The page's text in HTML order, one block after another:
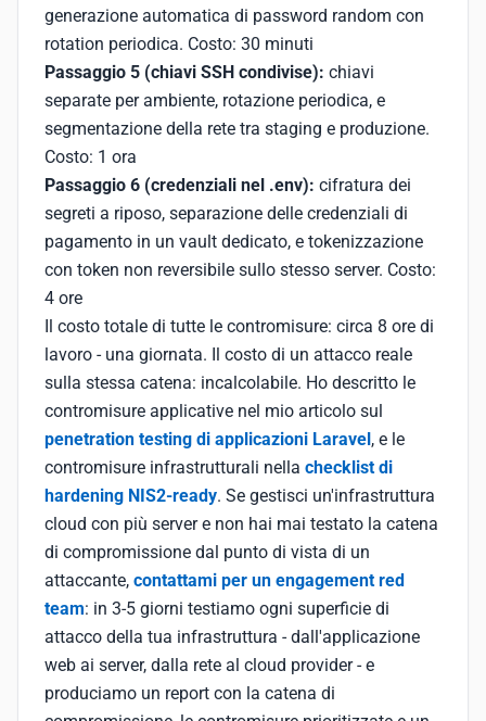
generazione automatica di password random con
rotation periodica. Costo: 30 minuti
Passaggio 5 (chiavi SSH condivise): chiavi
separate per ambiente, rotazione periodica, e
segmentazione della rete tra staging e produzione.
Costo: 1 ora
Passaggio 6 (credenziali nel .env): cifratura dei
segreti a riposo, separazione delle credenziali di
pagamento in un vault dedicato, e tokenizzazione
con token non reversibile sullo stesso server. Costo:
4 ore
Il costo totale di tutte le contromisure: circa 8 ore di
lavoro - una giornata. Il costo di un attacco reale
sulla stessa catena: incalcolabile. Ho descritto le
contromisure applicative nel mio articolo sul
penetration testing di applicazioni Laravel, e le
contromisure infrastrutturali nella checklist di
hardening NIS2-ready. Se gestisci un'infrastruttura
cloud con più server e non hai mai testato la catena
di compromissione dal punto di vista di un
attaccante, contattami per un engagement red
team: in 3-5 giorni testiamo ogni superficie di
attacco della tua infrastruttura - dall'applicazione
web ai server, dalla rete al cloud provider - e
produciamo un report con la catena di